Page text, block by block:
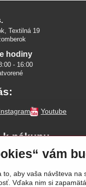
Textilná 19
hodiny
- 16:00
Youtube
k nákupu
vám
to, aby vaša návšteva na
Vďaka nim si